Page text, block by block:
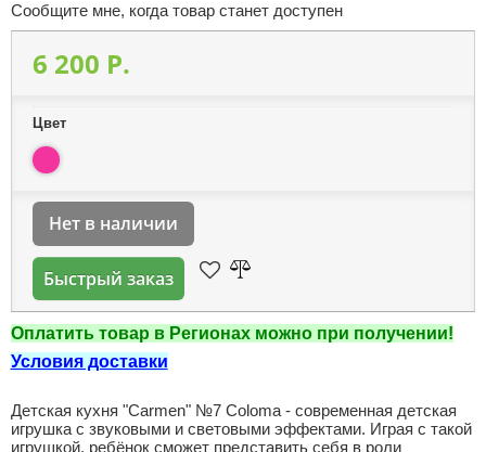
Сообщите мне, когда товар станет доступен
6 200 P.
Цвет
Нет в наличии
Быстрый заказ
Оплатить товар в Регионах можно при получении!
Условия доставки
Детская кухня "Carmen" №7 Coloma - современная детская
игрушка с звуковыми и световыми эффектами. Играя с такой
игрушкой, ребёнок сможет представить себя в роли